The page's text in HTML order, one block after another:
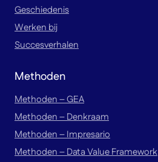
Geschiedenis
Werken bij
Succesverhalen
Methoden
Methoden – GEA
Methoden – Denkraam
Methoden – Impresario
Methoden – Data Value Framework